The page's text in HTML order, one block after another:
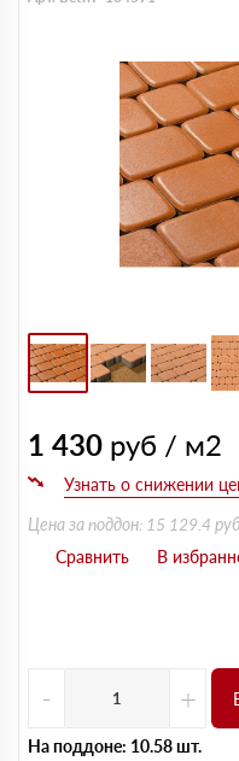
1 430 руб / м2
Цена за поддон: 15 129.4
- +
На поддоне: 10.58 шт.